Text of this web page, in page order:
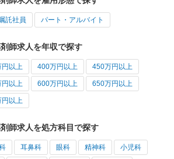
託社員 パート・アルバイト
師求人を年収で探す
以上 400万円以上 450万円以上
以上 600万円以上 650万円以上
以上
師求人を処方科目で探す
耳鼻科 眼科 精神科 小児科